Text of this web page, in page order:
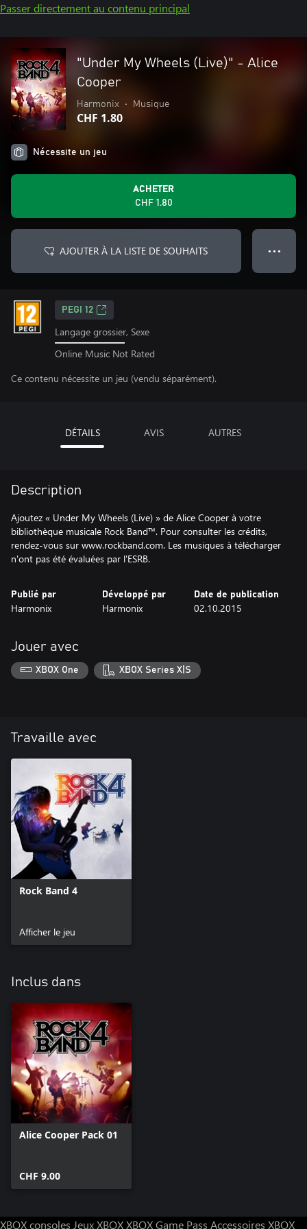
Passer directement au contenu principal
"Under My Wheels (Live)" - Alice
Cooper
Harmonix • Musique
CHF 1.80
Nécessite un jeu
ACHETER
CHF 1.80
AJOUTER À LA LISTE DE SOUHAITS ● ● ●
PEGI 12
Langage grossier, Sexe
Online Music Not Rated
Ce contenu nécessite un jeu (vendu séparément).
DÉTAILS AVIS AUTRES
Description
Ajoutez « Under My Wheels (Live) » de Alice Cooper à votre
bibliothèque musicale Rock Band™. Pour consulter les crédits,
rendez-vous sur www.rockband.com. Les musiques à télécharger
n'ont pas été évaluées par l'ESRB.
Publié par
Harmonix
Développé par
Harmonix
Date de publication
02.10.2015
Jouer avec
XBOX One XBOX Series X|S
Travaille avec
Rock Band 4
Afficher le jeu
Inclus dans
Alice Cooper Pack 01
CHF 9.00
XBOX consoles Jeux XBOXXBOX Game Pass Accessoires XBOX